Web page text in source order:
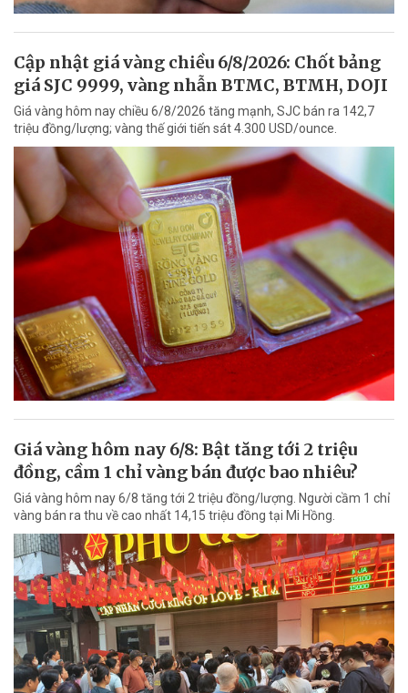
Cập nhật giá vàng chiều 6/8/2026: Chốt bảng
giá SJC 9999, vàng nhẫn BTMC, BTMH, DOJI
Giá vàng hôm nay chiều 6/8/2026 tăng mạnh, SJC bán ra 142,7
triệu đồng/lượng; vàng thế giới tiến sát 4.300 USD/ounce.
Giá vàng hôm nay 6/8: Bật tăng tới 2 triệu
đồng, cầm 1 chỉ vàng bán được bao nhiêu?
Giá vàng hôm nay 6/8 tăng tới 2 triệu đồng/lượng. Người cầm 1 chỉ
vàng bán ra thu về cao nhất 14,15 triệu đồng tại Mi Hồng.